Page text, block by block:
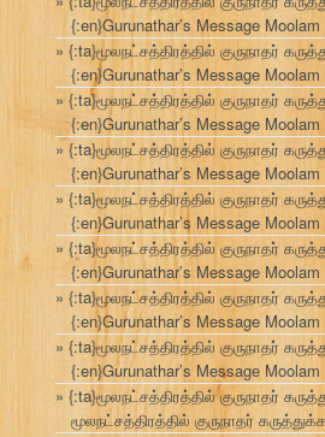
{:en}Gurunathar’s Message
{:ta}மூலநட்சத்திரத்தில் குருநாதர்
{:en}Gurunathar’s Message
{:ta}மூலநட்சத்திரத்தில் குருநாதர்
{:en}Gurunathar’s Message
{:ta}மூலநட்சத்திரத்தில் குருநாதர்
{:en}Gurunathar’s Message
{:ta}மூலநட்சத்திரத்தில் குருநாதர்
{:en}Gurunathar’s Message
{:ta}மூலநட்சத்திரத்தில் குருநாதர்
{:en}Gurunathar’s Message
{:ta}மூலநட்சத்திரத்தில் குருநாதர்
{:en}Gurunathar’s Message
{:ta}மூலநட்சத்திரத்தில் குருநாதர்
{:en}Gurunathar’s Message
{:ta}மூலநட்சத்திரத்தில் குருநாதர்
மூலநட்சத்திரத்தில் குருநாதர்